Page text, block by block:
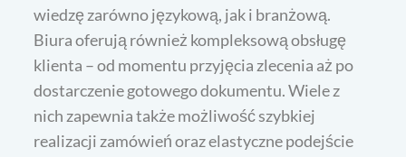
wiedzę zarówno językową, jak i branżową.
Biura oferują również kompleksową obsługę
klienta – od momentu przyjęcia zlecenia aż po
dostarczenie gotowego dokumentu. Wiele z
nich zapewnia także możliwość szybkiej
realizacji zamówień oraz elastyczne podejście